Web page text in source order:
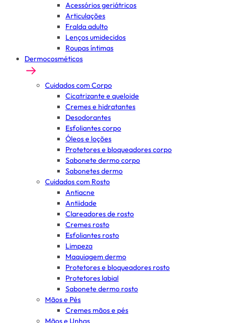
Acessórios geriátricos
Articulações
Fralda adulto
Lenços umidecidos
Roupas íntimas
Dermocosméticos
Cuidados com Corpo
Cicatrizante e queloide
Cremes e hidratantes
Desodorantes
Esfoliantes corpo
Óleos e loções
Protetores e bloqueadores corpo
Sabonete dermo corpo
Sabonetes dermo
Cuidados com Rosto
Antiacne
Antiidade
Clareadores de rosto
Cremes rosto
Esfoliantes rosto
Limpeza
Maquiagem dermo
Protetores e bloqueadores rosto
Protetores labial
Sabonete dermo rosto
Mãos e Pés
Cremes mãos e pés
Mãos e Unhas